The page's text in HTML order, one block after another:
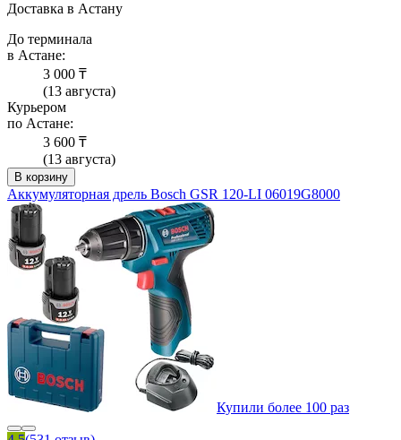
Доставка в Астану
До терминала
в Астане:
3 000 ₸
(13 августа)
Курьером
по Астане:
3 600 ₸
(13 августа)
В корзину
Аккумуляторная дрель Bosch GSR 120-LI 06019G8000
Купили более 100 раз